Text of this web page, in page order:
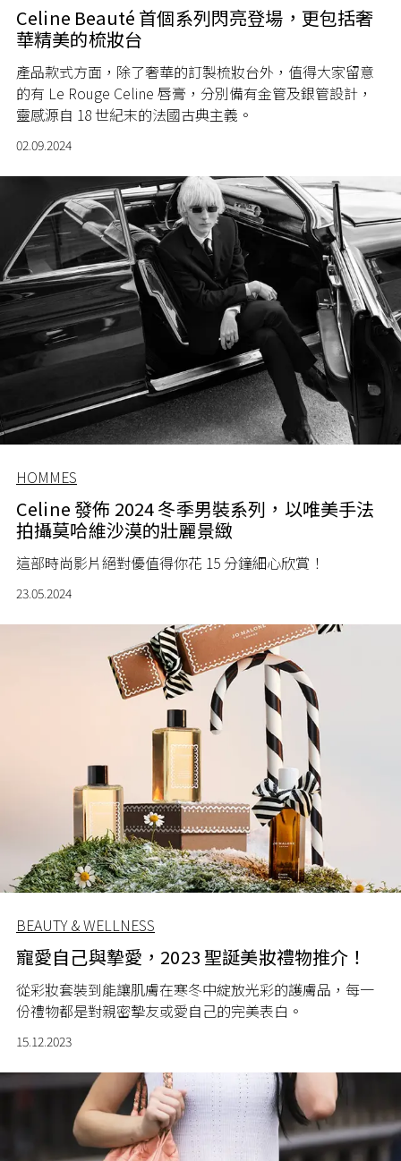
Celine Beauté 首個系列閃亮登場，更包括奢
華精美的梳妝台
產品款式方面，除了奢華的訂製梳妝台外，值得大家留意
的有 Le Rouge Celine 唇膏，分別備有金管及銀管設計，
靈感源自 18 世紀末的法國古典主義。
02.09.2024
HOMMES
Celine 發佈 2024 冬季男裝系列，以唯美手法
拍攝莫哈維沙漠的壯麗景緻
這部時尚影片絕對優值得你花 15 分鐘細心欣賞！
23.05.2024
BEAUTY & WELLNESS
寵愛自己與摯愛，2023 聖誕美妝禮物推介！
從彩妝套裝到能讓肌膚在寒冬中綻放光彩的護膚品，每一
份禮物都是對親密摯友或愛自己的完美表白。
15.12.2023